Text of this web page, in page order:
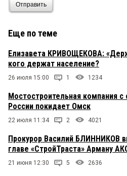
Отправить
Еще по теме
Елизавета КРИВОЩЕКОВА:
кого держат население?
26 июля 15:00 1 1234
Мостостроительная компания
России покидает Омск
22 июля 11:34 2 4021
Прокурор Василий БЛИННИКОВ
главе «СтройТраста» Арману
21 июня 12:30 5 2636